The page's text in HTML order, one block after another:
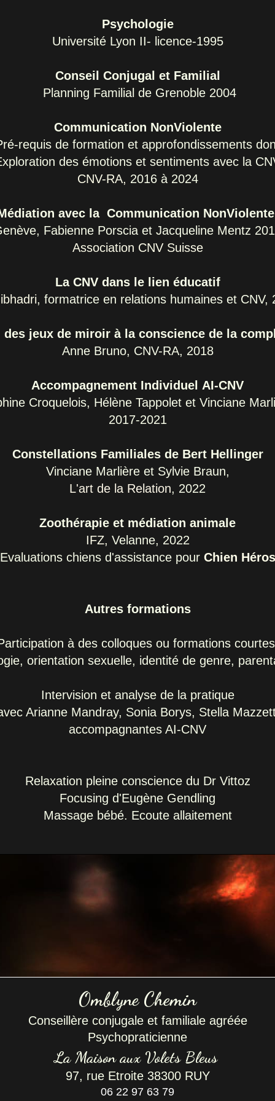
Psychologie
Université Lyon II- licence-1995
Conseil Conjugal et Familial
Planning Familial de Grenoble 2004
Communication NonViolente
requis de formation et approfondissements
des émotions et sentiments avec la
CNV-RA, 2016 à 2024
avec la Communication NonViolente
Fabienne Porscia et Jacqueline Mentz
Association CNV Suisse
La CNV dans le lien éducatif
, formatrice en relations humaines et CNV,
des jeux de miroir à la conscience de la
Anne Bruno, CNV-RA, 2018
Accompagnement Individuel AI-CNV
Croquelois, Hélène Tappolet et Vinciane
2017-2021
Constellations Familiales de Bert Hellinger
Vinciane Marlière et Sylvie Braun,
L'art de la Relation, 2022
Zoothérapie et médiation animale
IFZ, Velanne, 2022
Evaluations chiens d'assistance pour Chien Héros
Autres formations
à des colloques ou formations
orientation sexuelle, identité de genre,
Intervision et analyse de la pratique
Arianne Mandray, Sonia Borys, Stella
accompagnantes AI-CNV
Relaxation pleine conscience du Dr Vittoz
Focusing d'Eugène Gendling
Massage bébé. Ecoute allaitement
Omblyne Chemin
Conseillère conjugale et familiale agréée
Psychopraticienne
La MaisonauxVolets Bleus
97, rue Etroite 38300 RUY
06 22 97 63 79